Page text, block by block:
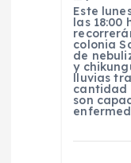
Este
las 18:00
colonia
de
y
lluvias
cantidad
son